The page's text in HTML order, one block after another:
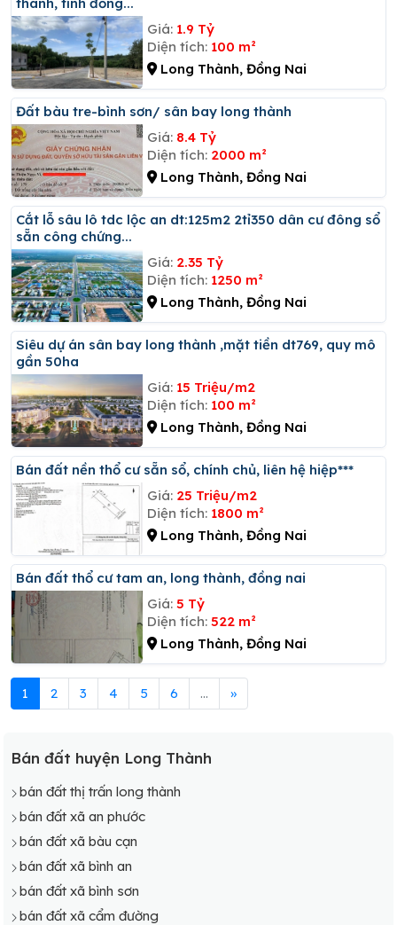
Giá: 1.9 Tỷ
Diện tích: 100 m²
Long Thành, Đồng Nai
đất bàu tre-bình sơn/ sân bay long thành
Giá: 8.4 Tỷ
Diện tích: 2000 m²
Long Thành, Đồng Nai
Cắt lỗ sâu lô tdc lộc an dt:125m2 2tỉ350 dân cư đông sổ
sẵn công chứng...
Giá: 2.35 Tỷ
Diện tích: 1250 m²
Long Thành, Đồng Nai
Siêu dự án sân bay long thành ,mặt tiền dt769, quy mô
gần 50ha
Giá: 15 Triệu/m2
Diện tích: 100 m²
Long Thành, Đồng Nai
Bán đất nền thổ cư sẵn sổ, chính chủ, liên hệ hiệp***
Giá: 25 Triệu/m2
Diện tích: 1800 m²
Long Thành, Đồng Nai
Bán đất thổ cư tam an, long thành, đồng nai
Giá: 5 Tỷ
Diện tích: 522 m²
Long Thành, Đồng Nai
1 2 3 4 5 6 ... »
Bán đất huyện Long Thành
bán đất thị trấn long thành
bán đất xã an phước
bán đất xã bàu cạn
bán đất xã bình an
bán đất xã bình sơn
bán đất xã cẩm đường